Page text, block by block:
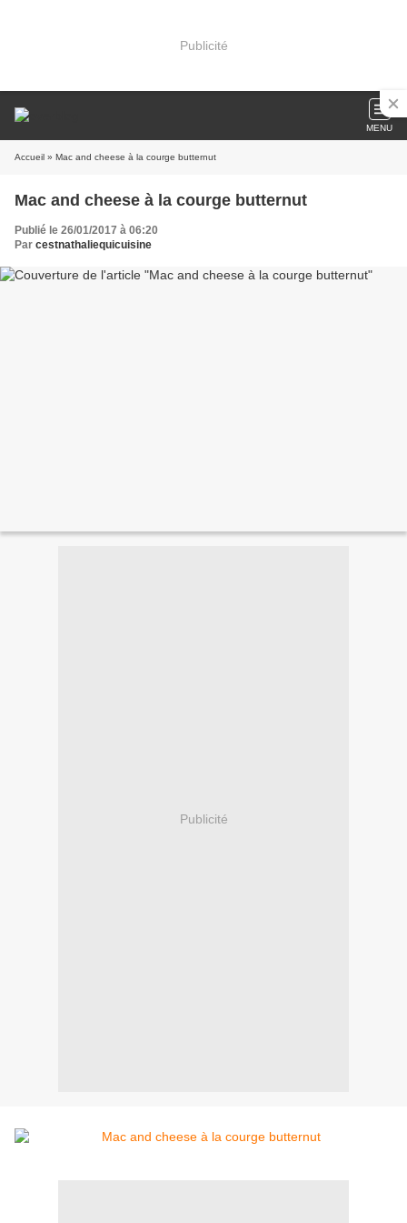
Publicité
MENU
Accueil » Mac and cheese à la courge butternut
Mac and cheese à la courge butternut
Publié le 26/01/2017 à 06:20
Par cestnathaliequicuisine
Publicité